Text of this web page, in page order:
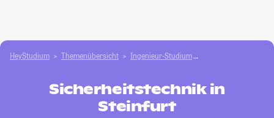
HeyStudium Themenübersicht Ingenieur-Studium
Sicherheitstechnik in
Steinfurt